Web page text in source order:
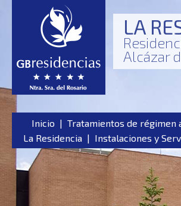
LA
Alcázar
Inicio | Tratamientos de régimen
La Residencia | Instalaciones y